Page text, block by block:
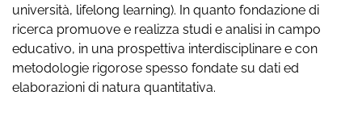
università, lifelong learning). In quanto fondazione di
ricerca promuove e realizza studi e analisi in campo
educativo, in una prospettiva interdisciplinare e con
metodologie rigorose spesso fondate su dati ed
elaborazioni di natura quantitativa.